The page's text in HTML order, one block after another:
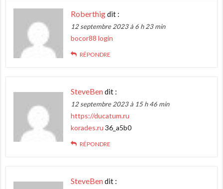
Roberthigdit :
12 septembre 2023 à 6 h 23 min
bocor88 login
RÉPONDRE
SteveBendit :
12 septembre 2023 à 15 h 46 min
https://ducatum.ru
korades.ru 36_a5b0
RÉPONDRE
SteveBendit :